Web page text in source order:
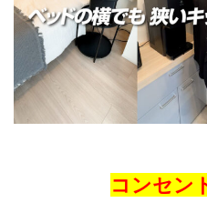
コンセン